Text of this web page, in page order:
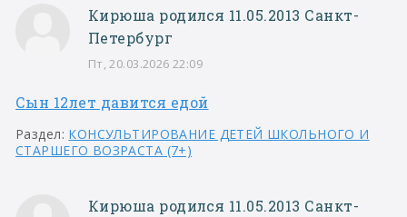
Кирюша родился 11.05.2013 Санкт-
Петербург
Пт, 20.03.2026 22:09
Сын 12лет давится едой
Раздел: КОНСУЛЬТИРОВАНИЕ ДЕТЕЙ ШКОЛЬНОГО И
СТАРШЕГО ВОЗРАСТА (7+)
Кирюша родился 11.05.2013 Санкт-